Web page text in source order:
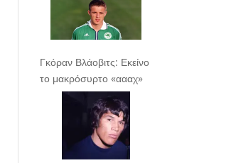
Γκόραν Βλάοβιτς: Εκείνο
το μακρόσυρτο «αααχ»